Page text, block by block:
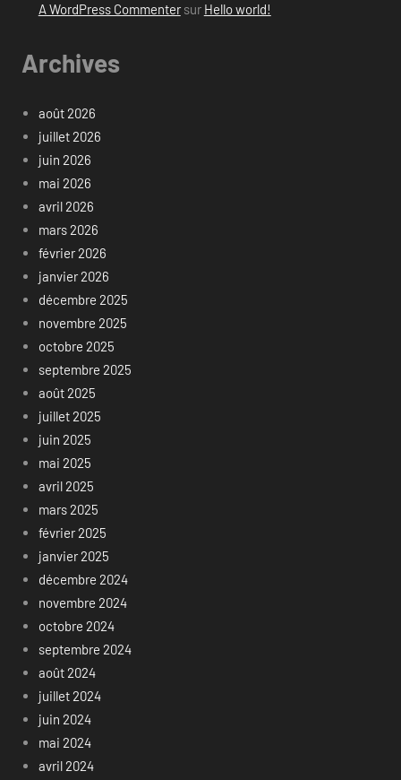
A WordPress Commentersur Hello world!
Archives
août 2026
juillet 2026
juin 2026
mai 2026
avril 2026
mars 2026
février 2026
janvier 2026
décembre 2025
novembre 2025
octobre 2025
septembre 2025
août 2025
juillet 2025
juin 2025
mai 2025
avril 2025
mars 2025
février 2025
janvier 2025
décembre 2024
novembre 2024
octobre 2024
septembre 2024
août 2024
juillet 2024
juin 2024
mai 2024
avril 2024